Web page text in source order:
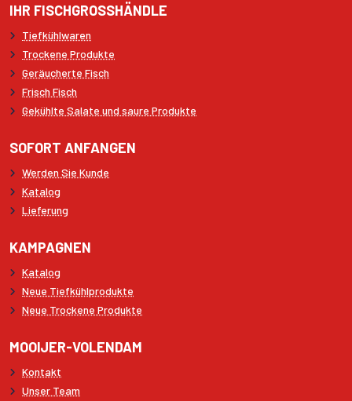
IHR FISCHGROSSHÄNDLE
Tiefkühlwaren
Trockene Produkte
Geräucherte Fisch
Frisch Fisch
Gekühlte Salate und saure Produkte
SOFORT ANFANGEN
Werden Sie Kunde
Katalog
Lieferung
KAMPAGNEN
Katalog
Neue Tiefkühlprodukte
Neue Trockene Produkte
MOOIJER-VOLENDAM
Kontakt
Unser Team